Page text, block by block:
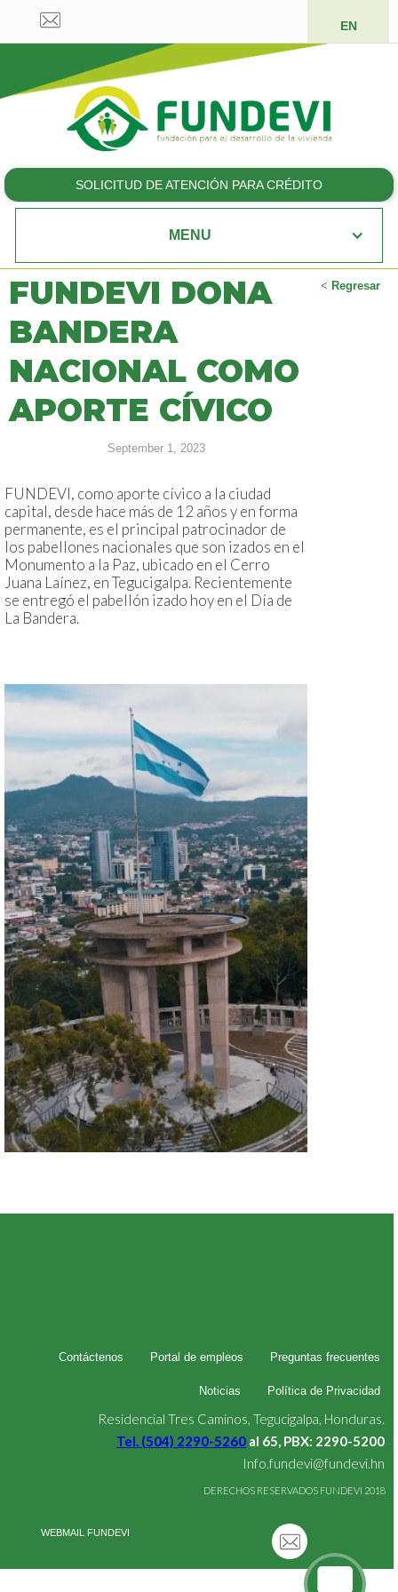
EN
SOLICITUD DE ATENCIÓN PARA CRÉDITO
MENU
< Regresar
FUNDEVI DONA
BANDERA
NACIONAL COMO
APORTE CÍVICO
September 1, 2023
FUNDEVI, como aporte cívico a la ciudad
capital, desde hace más de 12 años y en forma
permanente, es el principal patrocinador de
los pabellones nacionales que son izados en el
Monumento a la Paz, ubicado en el Cerro
Juana Laínez, en Tegucigalpa. Recientemente
se entregó el pabellón izado hoy en el Día de
La Bandera.
Contáctenos Portal de empleos Preguntas frecuentes
Noticias Política de Privacidad
Residencial Tres Caminos, Tegucigalpa, Honduras.
Tel. (504) 2290-5260 al 65, PBX: 2290-5200
Info.fundevi@fundevi.hn
DERECHOS RESERVADOS FUNDEVI 2018
WEBMAIL FUNDEVI